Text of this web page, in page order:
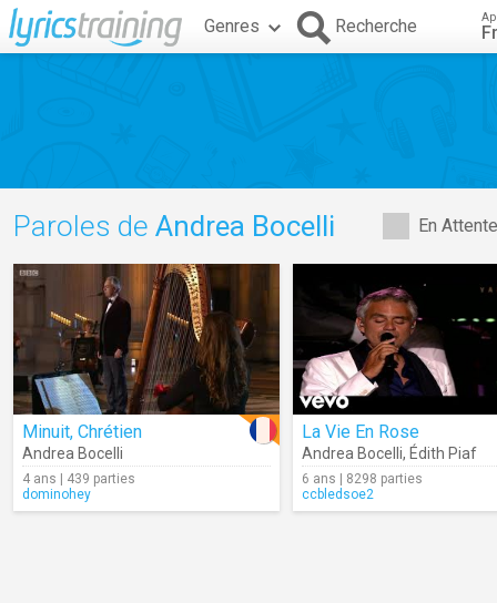
Genres Recherche
En
Paroles de Andrea Bocelli
Minuit, Chrétien
Andrea Bocelli
4 ans | 439 parties
dominohey
La Vie En Rose
Andrea Bocelli, Édith Piaf
6 ans | 8298 parties
ccbledsoe2